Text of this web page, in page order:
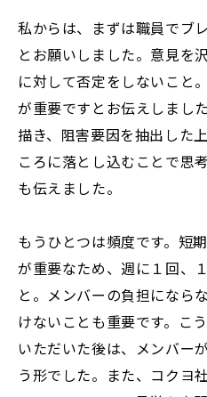
私からは、まずは職員でブ
とお願いしました。意見を
に対して否定をしないこと
が重要ですとお伝えしまし
描き、阻害要因を抽出した
ころに落とし込むことで思
も伝えました。
もうひとつは頻度です。短
が重要なため、週に１回、
と。メンバーの負担になら
けないことも重要です。こ
いただいた後は、メンバー
う形でした。また、コクヨ